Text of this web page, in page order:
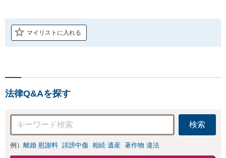
マイリストに入れる
法律Q&Aを探す
検索
例） 離婚 慰謝料 誹謗中傷 相続 遺産 著作物 違法